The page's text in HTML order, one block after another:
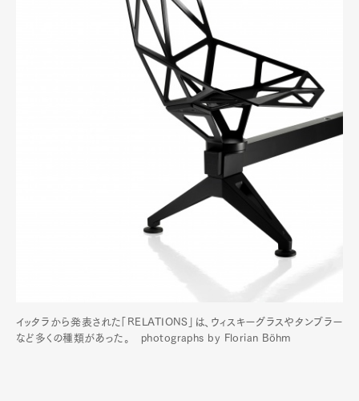
イッタラから発表された「RELATIONS」は、ウィスキーグラスやタンブラー
など多くの種類があった。 photographs by Florian Böhm